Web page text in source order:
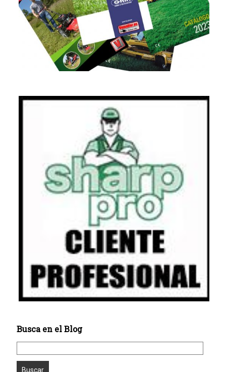
Busca en el Blog